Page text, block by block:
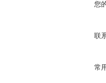
您
联
常